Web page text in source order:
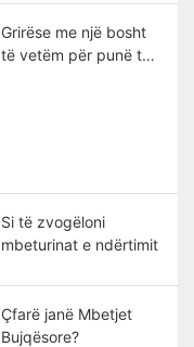
Grirëse me një bosht
të vetëm për punë të
Si të zvogëloni
mbeturinat e ndërtimit
Çfarë janë Mbetjet
Bujqësore?